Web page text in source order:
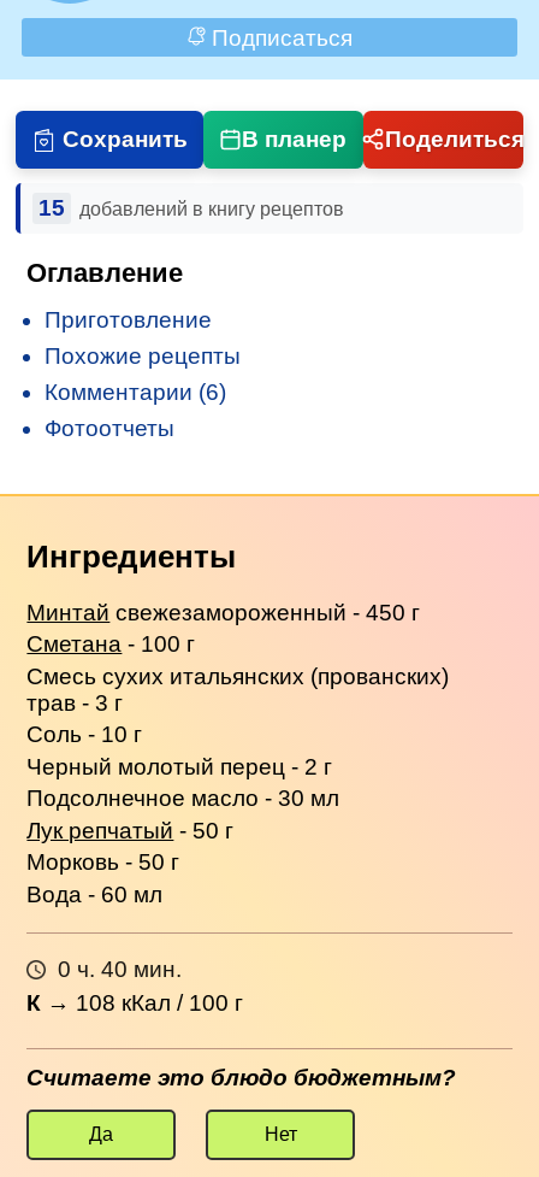
Подписаться
Сохранить В планер Поделиться
15 добавлений в книгу рецептов
Оглавление
Приготовление
Похожие рецепты
Комментарии (6)
Фотоотчеты
Ингредиенты
Минтай свежезамороженный - 450 г
Сметана - 100 г
Смесь сухих итальянских (прованских)
трав - 3 г
Соль - 10 г
Черный молотый перец - 2 г
Подсолнечное масло - 30 мл
Лук репчатый - 50 г
Морковь - 50 г
Вода - 60 мл
0 ч. 40 мин.
К → 108 кКал / 100 г
Считаете это блюдо бюджетным?
Да Нет